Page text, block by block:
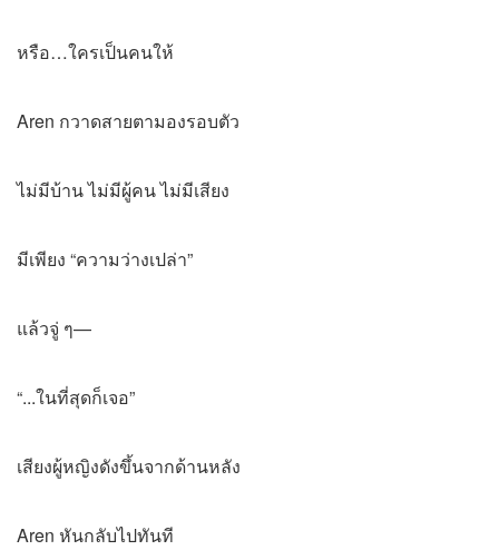
หรือ…ใครเป็นคนให้
Aren กวาดสายตามองรอบตัว
ไม่มีบ้าน ไม่มีผู้คน ไม่มีเสียง
มีเพียง “ความว่างเปล่า”
แล้วจู่ ๆ—
“...ในที่สุดก็เจอ”
เสียงผู้หญิงดังขึ้นจากด้านหลัง
Aren หันกลับไปทันที